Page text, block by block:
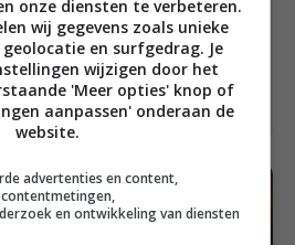
voor 4
minuten.
onze diensten te verbeteren.
wij gegevens zoals unieke
geolocatie en surfgedrag. Je
wijzigen door het
'Meer opties' knop of
aanpassen' onderaan de
website.
advertenties en content,
en ontwikkeling van diensten